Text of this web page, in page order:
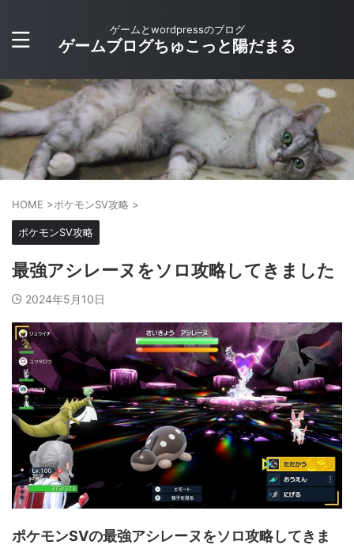
ゲームとwordpressのブログ
ゲームブログちゅこっと陽だまる
HOME >ポケモンSV攻略 >
ポケモンSV攻略
最強アシレーヌをソロ攻略してきました
2024年5月10日
ポケモンSVの最強アシレーヌをソロ攻略してきま